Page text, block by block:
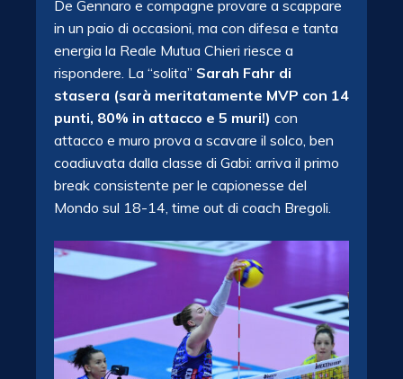
De Gennaro e compagne provare a scappare
in un paio di occasioni, ma con difesa e tanta
energia la Reale Mutua Chieri riesce a
rispondere. La “solita” Sarah Fahr di
stasera (sarà meritatamente MVP con 14
punti, 80% in attacco e 5 muri!) con
attacco e muro prova a scavare il solco, ben
coadiuvata dalla classe di Gabi: arriva il primo
break consistente per le capionesse del
Mondo sul 18-14, time out di coach Bregoli.